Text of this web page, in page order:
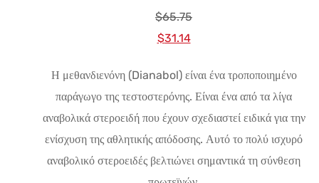
$65.75
Αρχική
$65.75.
$31.14Η
τιμή
είναι:
$31.14.
Η μεθανδιενόνη (Dianabol) είναι ένα τροποποιημένο
παράγωγο της τεστοστερόνης. Είναι ένα από τα λίγα
αναβολικά στεροειδή που έχουν σχεδιαστεί ειδικά για την
ενίσχυση της αθλητικής απόδοσης. Αυτό το πολύ ισχυρό
αναβολικό στεροειδές βελτιώνει σημαντικά τη σύνθεση